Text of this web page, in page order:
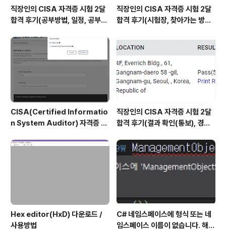
직장인의 CISA 자격증 시험 2달
합격 후기(공부방법, 일정, 공부시
직장인의 CISA 자격증 시험 2달
합격 후기(시험장, 찾아가는 방법,
CISA(Certified Informatio
n System Auditor) 자격증 시
험 일정 확인(23년)
직장인의 CISA 자격증 시험 2달
합격 후기(결과 확인(통보), 경력
Hex editor(HxD) 다운로드 /
사용방법
C# 네임스페이스에 형식 또는 네
임스페이스 이름이 없습니다. 해결